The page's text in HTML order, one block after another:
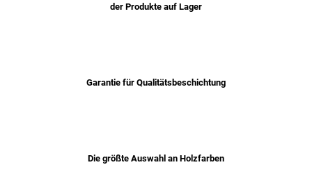
der Produkte auf Lager
Garantie für Qualitätsbeschichtung
Die größte Auswahl an Holzfarben